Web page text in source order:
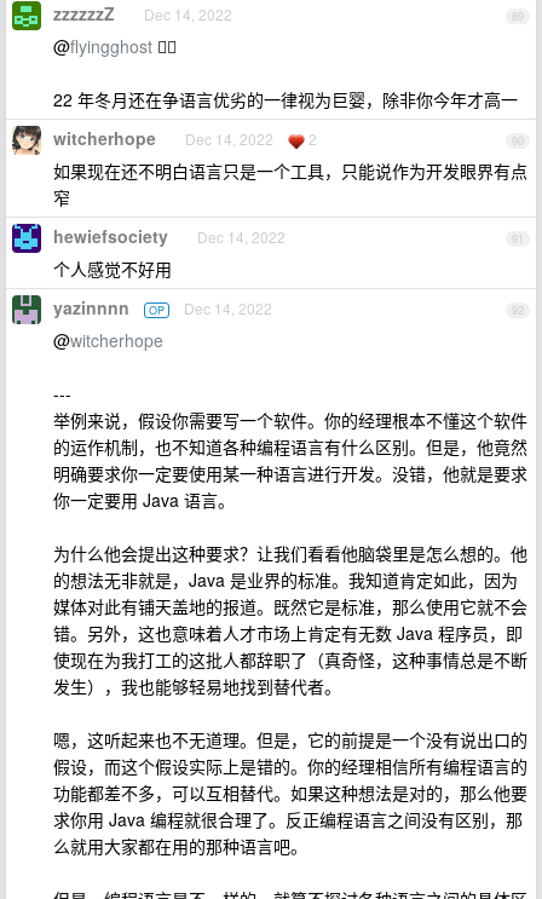
89
zzzzzzZ Dec 14, 2022
@flyingghost 👍🏻
22 年冬月还在争语言优劣的一律视为巨婴，除非你今年才高一
90
witcherhope Dec 14, 2022 2
如果现在还不明白语言只是一个工具，只能说作为开发眼界有点
窄
91
hewiefsociety Dec 14, 2022
个人感觉不好用
92
yazinnnn OP Dec 14, 2022
@witcherhope
---
举例来说，假设你需要写一个软件。你的经理根本不懂这个软件
的运作机制，也不知道各种编程语言有什么区别。但是，他竟然
明确要求你一定要使用某一种语言进行开发。没错，他就是要求
你一定要用 Java 语言。
为什么他会提出这种要求？让我们看看他脑袋里是怎么想的。他
的想法无非就是，Java 是业界的标准。我知道肯定如此，因为
媒体对此有铺天盖地的报道。既然它是标准，那么使用它就不会
错。另外，这也意味着人才市场上肯定有无数 Java 程序员，即
使现在为我打工的这批人都辞职了（真奇怪，这种事情总是不断
发生），我也能够轻易地找到替代者。
嗯，这听起来也不无道理。但是，它的前提是一个没有说出口的
假设，而这个假设实际上是错的。你的经理相信所有编程语言的
功能都差不多，可以互相替代。如果这种想法是对的，那么他要
求你用 Java 编程就很合理了。反正编程语言之间没有区别，那
么就用大家都在用的那种语言吧。